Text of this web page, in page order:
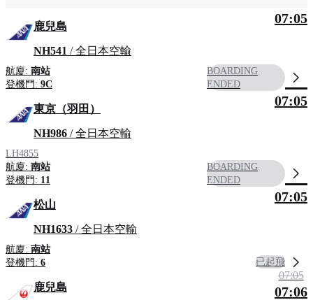
青森
鹿兒島
NH541 / 全日本空輸
航廈: 南站
登機門: 9C
07:05
BOARDING
ENDED
東京（羽田）
NH986 / 全日本空輸
LH4855
航廈: 南站
登機門: 11
07:05
BOARDING
ENDED
松山
NH1633 / 全日本空輸
航廈: 南站
登機門: 6
07:05
已起飛
鹿兒島
07:05
07:06